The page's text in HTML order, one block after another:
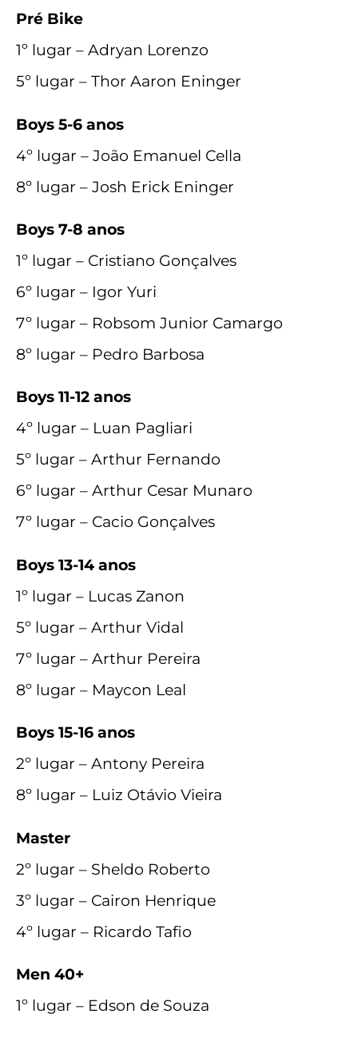
Pré Bike
1º lugar – Adryan Lorenzo
5º lugar – Thor Aaron Eninger
Boys 5-6 anos
4º lugar – João Emanuel Cella
8º lugar – Josh Erick Eninger
Boys 7-8 anos
1º lugar – Cristiano Gonçalves
6º lugar – Igor Yuri
7º lugar – Robsom Junior Camargo
8º lugar – Pedro Barbosa
Boys 11-12 anos
4º lugar – Luan Pagliari
5º lugar – Arthur Fernando
6º lugar – Arthur Cesar Munaro
7º lugar – Cacio Gonçalves
Boys 13-14 anos
1º lugar – Lucas Zanon
5º lugar – Arthur Vidal
7º lugar – Arthur Pereira
8º lugar – Maycon Leal
Boys 15-16 anos
2º lugar – Antony Pereira
8º lugar – Luiz Otávio Vieira
Master
2º lugar – Sheldo Roberto
3º lugar – Cairon Henrique
4º lugar – Ricardo Tafio
Men 40+
1º lugar – Edson de Souza